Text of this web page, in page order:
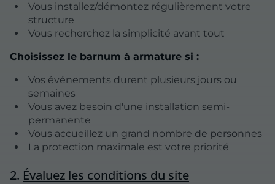
Vous installez/démontez régulièrement votre
structure
Vous recherchez la simplicité avant tout
Choisissez le barnum à armature si :
Vos événements durent plusieurs jours ou
semaines
Vous avez besoin d'une installation semi-
permanente
Vous accueillez un grand nombre de personnes
La protection maximale est votre priorité
2. Évaluez les conditions du site